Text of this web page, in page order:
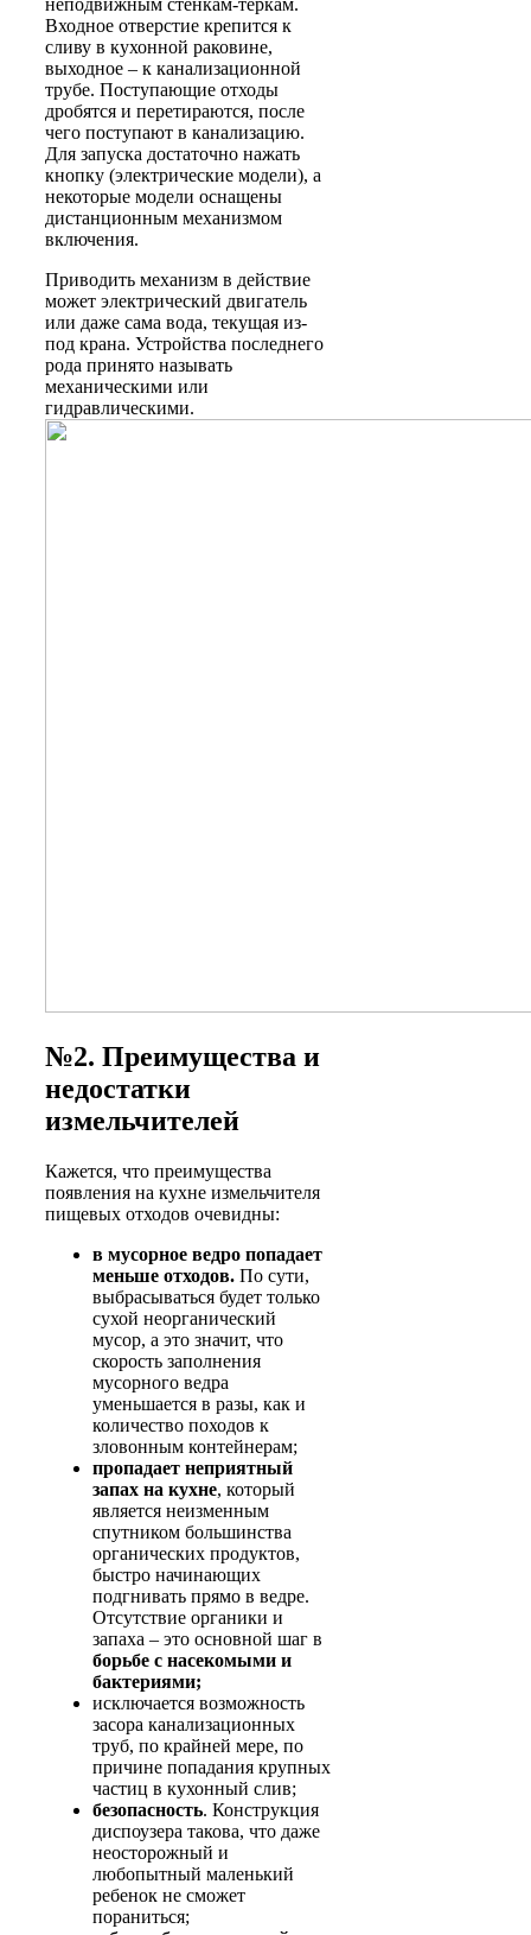
неподвижным стенкам-теркам.
Входное отверстие крепится к
сливу в кухонной раковине,
выходное – к канализационной
трубе. Поступающие отходы
дробятся и перетираются, после
чего поступают в канализацию.
Для запуска достаточно нажать
кнопку (электрические модели), а
некоторые модели оснащены
дистанционным механизмом
включения.
Приводить механизм в действие
может электрический двигатель
или даже сама вода, текущая из-
под крана. Устройства последнего
рода принято называть
механическими или
гидравлическими.
№2. Преимущества и
недостатки
измельчителей
Кажется, что преимущества
появления на кухне измельчителя
пищевых отходов очевидны:
в мусорное ведро попадает
меньше отходов. По сути,
выбрасываться будет только
сухой неорганический
мусор, а это значит, что
скорость заполнения
мусорного ведра
уменьшается в разы, как и
количество походов к
зловонным контейнерам;
пропадает неприятный
запах на кухне, который
является неизменным
спутником большинства
органических продуктов,
быстро начинающих
подгнивать прямо в ведре.
Отсутствие органики и
запаха – это основной шаг в
борьбе с насекомыми и
бактериями;
исключается возможность
засора канализационных
труб, по крайней мере, по
причине попадания крупных
частиц в кухонный слив;
безопасность. Конструкция
диспоузера такова, что даже
неосторожный и
любопытный маленький
ребенок не сможет
пораниться;